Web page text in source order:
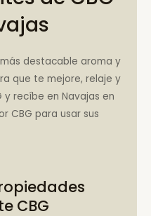
destacable aroma y
que te mejore, relaje y
y recíbe en Navajas en
CBG para usar sus
CBG